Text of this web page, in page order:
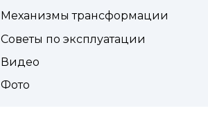
Механизмы трансформации
Советы по эксплуатации
Видео
Фото